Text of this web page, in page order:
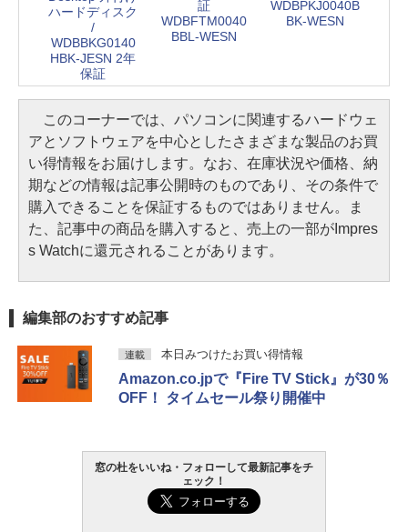
ハードディスク
/
WDBBKG0140
HBK-JESN 2年
保証
証
WDBFTM0040
BBL-WESN
WDBPKJ0040B
BK-WESN
このコーナーでは、パソコンに関連するハードウェ
アとソフトウェアを中心としたさまざまな製品のお買
い得情報をお届けします。なお、在庫状況や価格、納
期などの情報は記事公開時のものであり、その条件で
購入できることを保証するものではありません。ま
た、記事中の商品を購入すると、売上の一部がImpres
s Watchに還元されることがあります。
編集部のおすすめ記事
連載 本日みつけたお買い得情報
Amazon.co.jpで『Fire TV Stick』が30％
OFF！ タイムセール祭り開催中
窓の杜をいいね・フォローして最新記事をチ
ェック！